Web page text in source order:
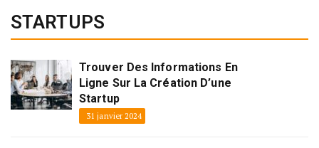
STARTUPS
Trouver Des Informations En
Ligne Sur La Création D’une
Startup
31 janvier 2024